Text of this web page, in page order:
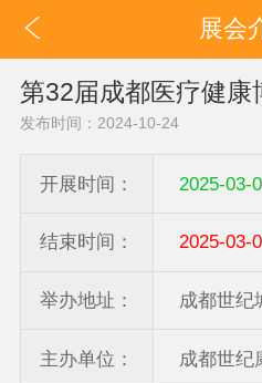
展会
第32届成都医疗健康
发布时间：2024-10-24
开展时间： 2025-03-
结束时间： 2025-03-
举办地址： 成都世纪
主办单位： 成都世纪